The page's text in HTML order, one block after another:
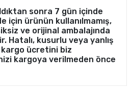
sonra 7 gün içinde
için ürünün kullanılmamış,
ve orijinal ambalajında
Hatalı, kusurlu veya yanlış
ücretini biz
kargoya verilmeden önce